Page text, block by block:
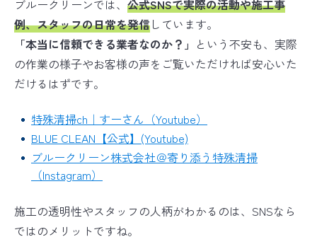
ブルークリーンでは、 公式SNSで実際の活動や施工事
例、スタッフの日常を発信しています。
「本当に信頼できる業者なのか？」 という不安も、実際
の作業の様子やお客様の声をご覧いただければ安心いた
だけるはずです。
特殊清掃ch｜すーさん（Youtube）
BLUE CLEAN【公式】(Youtube)
ブルークリーン株式会社＠寄り添う特殊清掃
（Instagram）
施工の透明性やスタッフの人柄がわかるのは、SNSなら
ではのメリットですね。